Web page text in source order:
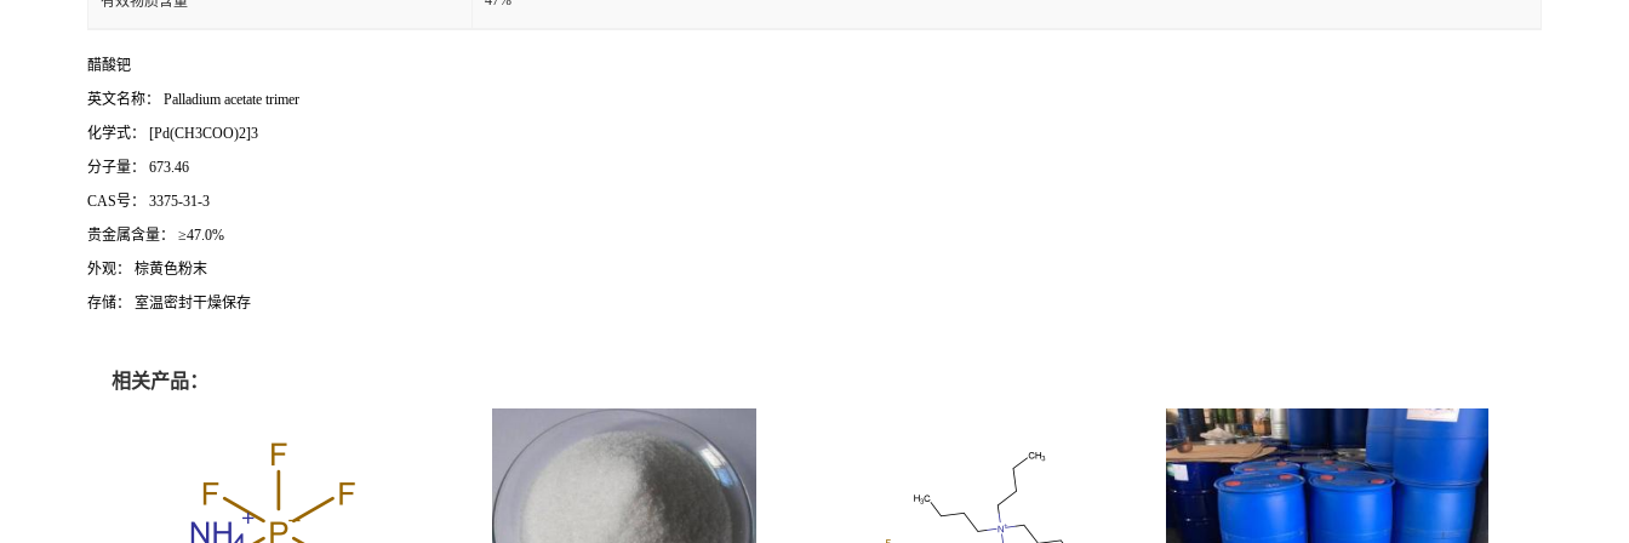
醋酸钯
英文名称： Palladium acetate trimer
化学式： [Pd(CH3COO)2]3
分子量： 673.46
CAS号： 3375-31-3
贵金属含量： ≥47.0%
外观： 棕黄色粉末
存储： 室温密封干燥保存
相关产品：